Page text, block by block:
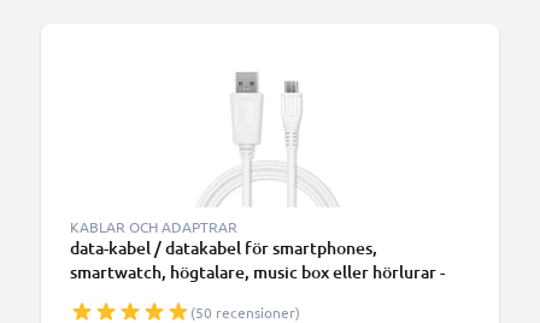
KABLAR OCH ADAPTRAR
data-kabel / datakabel för smartphones,
smartwatch, högtalare, music box eller hörlurar -
(50 recensioner)